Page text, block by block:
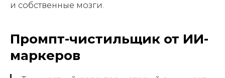
и собственные мозги.
Промпт-чистильщик от ИИ-
маркеров